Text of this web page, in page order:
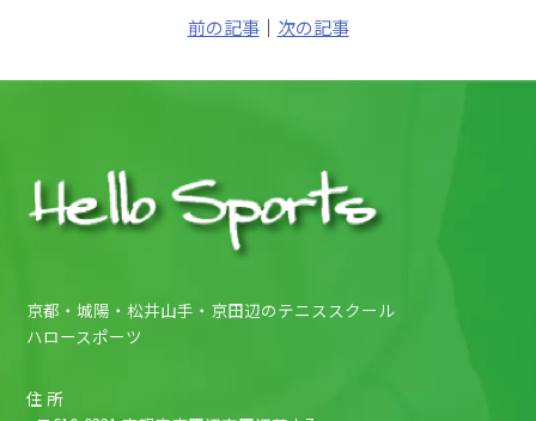
前の記事｜ 次の記事
京都・城陽・松井山手・京田辺のテニススクール
ハロースポーツ
住 所